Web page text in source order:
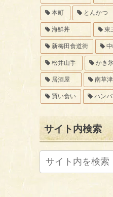
本町 とんかつ
海鮮丼 東
新梅田食道街
松井山手 かき氷
居酒屋 南草津
買い食い ハン
サイト内検索